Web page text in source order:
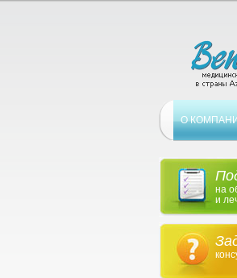
О
на
и